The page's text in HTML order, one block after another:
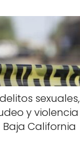
sexuales,
y violencia
California